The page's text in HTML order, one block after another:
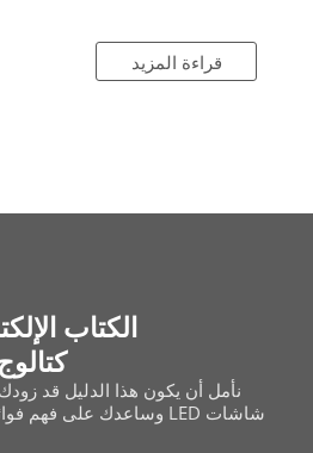
قراءة المزيد
الكتاب
كتالوج
نأمل أن يكون هذا الدليل قد
شاشات LED وساعدك على فهم فوائد وميزات سلسلة منتجاتنا.